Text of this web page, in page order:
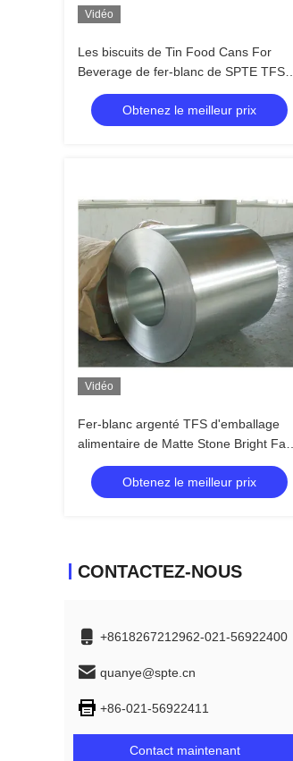
Vidéo
Les biscuits de Tin Food Cans For
Beverage de fer-blanc de SPTE TFS
empaquettent le fer-blanc
Obtenez le meilleur prix
Vidéo
Fer-blanc argenté TFS d'emballage
alimentaire de Matte Stone Bright Face
Tinplate
Obtenez le meilleur prix
CONTACTEZ-NOUS
+8618267212962-021-56922400
quanye@spte.cn
+86-021-56922411
Contact maintenant